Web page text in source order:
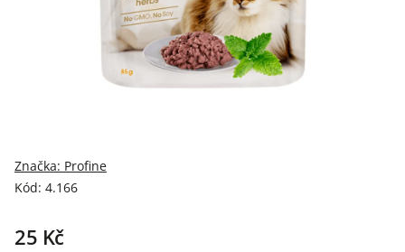
Kód: 4.166
Značka: Profine
25 Kč